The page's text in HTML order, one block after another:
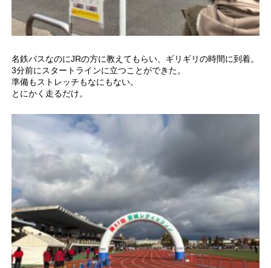
名鉄バスなのにJRの方に教えてもらい、ギリギリの時間に到着。
3分前にスタートラインに立つことができた。
準備もストレッチもなにもない。
とにかく走るだけ。